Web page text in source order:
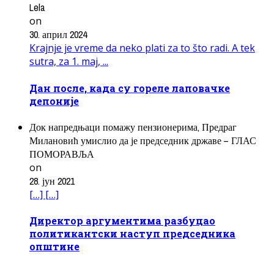
Lela
on
30. април 2024
Krajnje je vreme da neko plati za to što radi. A tek
sutra, za 1. maj, ...
Дан после, када су гореле лаповачке
депоније
Док напредњаци помажу пензионерима, Предраг
Милановић умислио да је председник државе – ГЛАС
ПОМОРАВЉА
on
28. јун 2021
[…] […]
Директор аргументима разбуцао
политикантски наступ председника
општине